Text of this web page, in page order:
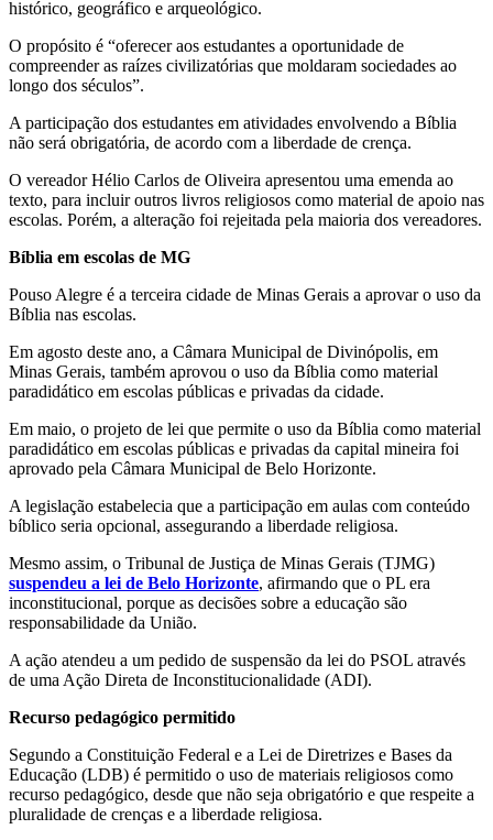
histórico, geográfico e arqueológico.
O propósito é “oferecer aos estudantes a oportunidade de
compreender as raízes civilizatórias que moldaram sociedades ao
longo dos séculos”.
A participação dos estudantes em atividades envolvendo a Bíblia
não será obrigatória, de acordo com a liberdade de crença.
O vereador Hélio Carlos de Oliveira apresentou uma emenda ao
texto, para incluir outros livros religiosos como material de apoio nas
escolas. Porém, a alteração foi rejeitada pela maioria dos vereadores.
Bíblia em escolas de MG
Pouso Alegre é a terceira cidade de Minas Gerais a aprovar o uso da
Bíblia nas escolas.
Em agosto deste ano, a Câmara Municipal de Divinópolis, em
Minas Gerais, também aprovou o uso da Bíblia como material
paradidático em escolas públicas e privadas da cidade.
Em maio, o projeto de lei que permite o uso da Bíblia como material
paradidático em escolas públicas e privadas da capital mineira foi
aprovado pela Câmara Municipal de Belo Horizonte.
A legislação estabelecia que a participação em aulas com conteúdo
bíblico seria opcional, assegurando a liberdade religiosa.
Mesmo assim, o Tribunal de Justiça de Minas Gerais (TJMG)
suspendeu a lei de Belo Horizonte, afirmando que o PL era
inconstitucional, porque as decisões sobre a educação são
responsabilidade da União.
A ação atendeu a um pedido de suspensão da lei do PSOL através
de uma Ação Direta de Inconstitucionalidade (ADI).
Recurso pedagógico permitido
Segundo a Constituição Federal e a Lei de Diretrizes e Bases da
Educação (LDB) é permitido o uso de materiais religiosos como
recurso pedagógico, desde que não seja obrigatório e que respeite a
pluralidade de crenças e a liberdade religiosa.